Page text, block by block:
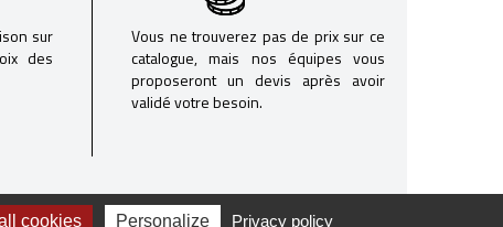
sur
des
Vous ne trouverez pas de prix sur ce
catalogue, mais nos équipes vous
proposeront un devis après avoir
validé votre besoin.
cookies Personalize Privacy policy